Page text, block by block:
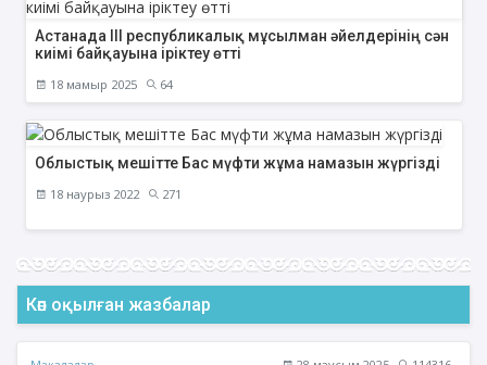
Астанада ІІІ республикалық мұсылман әйелдерінің сән
киімі байқауына іріктеу өтті
18 мамыр 2025 64
Облыстық мешітте Бас мүфти жұма намазын жүргізді
18 наурыз 2022 271
Көп оқылған жазбалар